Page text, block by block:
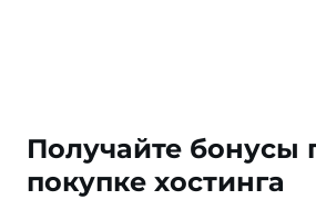
Получайте бонусы
покупке хостинга